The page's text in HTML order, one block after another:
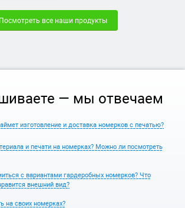
Посмотреть все наши продукты
— мы отвечаем
изготовление и доставка номерков с печатью?
и печати на номерках? Можно ли посмотреть
с вариантами гардеробных номерков? Что
внешний вид?
на своих номерках?